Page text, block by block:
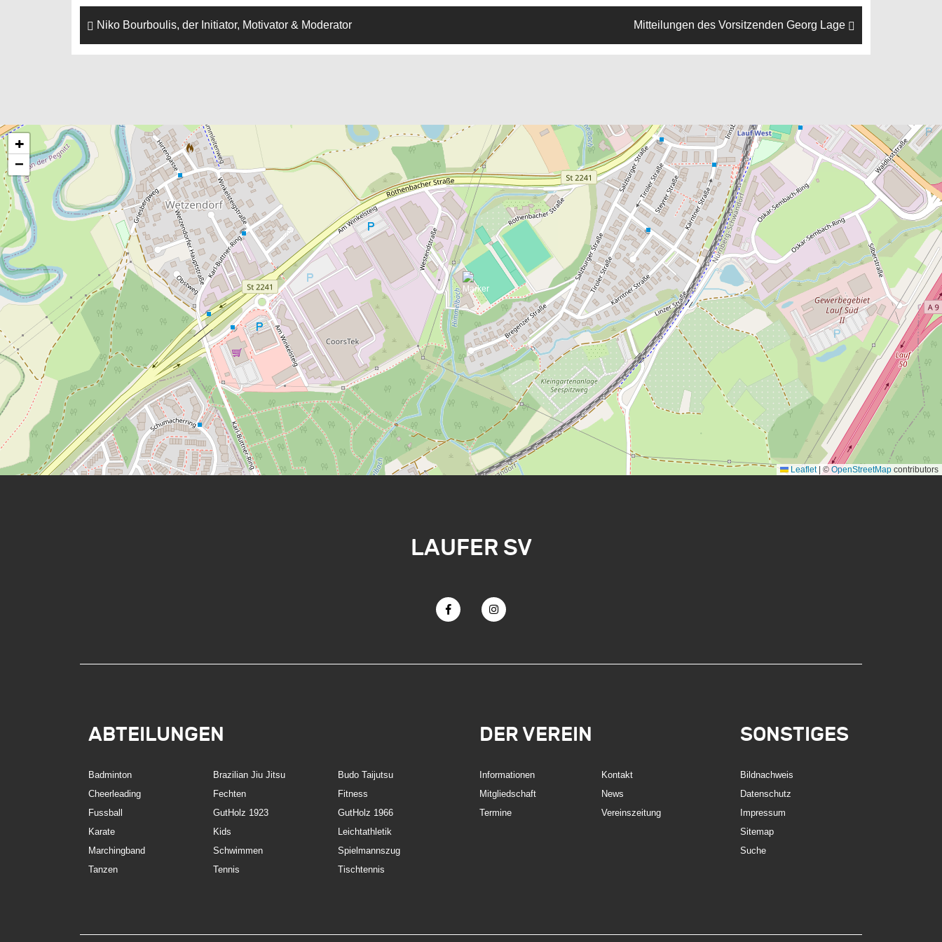
Niko Bourboulis, der Initiator, Motivator & Moderator Mitteilungen des Vorsitzenden Georg Lage
+
−
Leaflet © OpenStreetMap contributors
LAUFER SV
ABTEILUNGEN
Badminton Brazilian Jiu Jitsu
Budo Taijutsu
Cheerleading
Fechten
Fitness
Fussball
GutHolz 1923
GutHolz 1966
Karate
Kids
Leichtathletik
Marchingband
Schwimmen
Spielmannszug
Tanzen
Tennis Tischtennis
DER VEREIN
Informationen
Kontakt
Mitgliedschaft
News
Termine
Vereinszeitung
SONSTIGES
Bildnachweis
Datenschutz
Impressum
Sitemap
Suche